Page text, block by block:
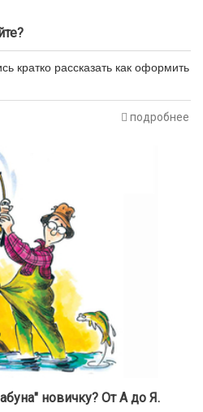
кратко рассказать как оформить
подробнее
новичку? От А до Я.